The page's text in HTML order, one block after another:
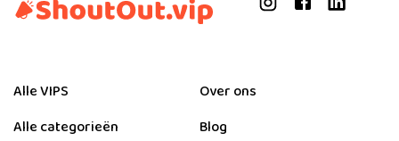
Alle VIPS
Alle categorieën
Over ons
Blog